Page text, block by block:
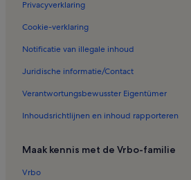
Vakantiehuizen in Boca de Tomatlán
Vakantiehuizen in Playa Estaca
Vakantiehuizen in Isla Iguana
Vakantiehuizen in Internationaal
Privacyverklaring
Cookie-verklaring
Notificatie van illegale inhoud
Juridische informatie/Contact
Verantwortungsbewusster Eigentümer
Inhoudsrichtlijnen en inhoud rapporteren
Maak kennis met de Vrbo-familie
Vrbo